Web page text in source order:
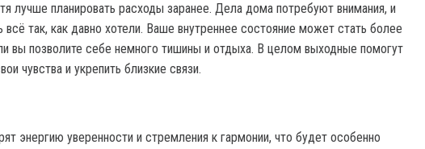
лучше планировать расходы заранее. Дела дома потребуют внимания, и
так, как давно хотели. Ваше внутреннее состояние может стать более
вы позволите себе немного тишины и отдыха. В целом выходные помогут
чувства и укрепить близкие связи.
энергию уверенности и стремления к гармонии, что будет особенно